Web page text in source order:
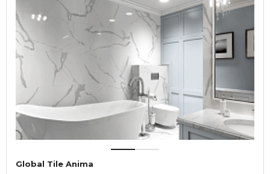
Global Tile Anima